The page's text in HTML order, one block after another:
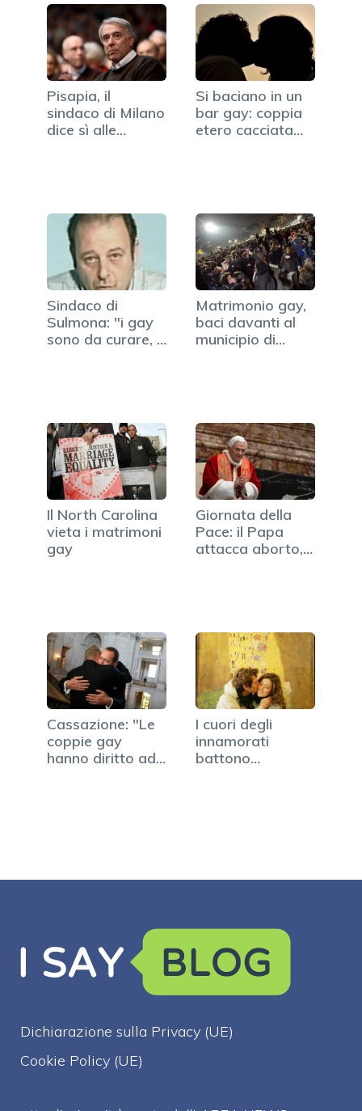
Pisapia, il
sindaco di Milano
dice sì alle
Si baciano in un
bar gay: coppia
etero cacciata
Sindaco di
Sulmona: "i gay
sono da curare, è
Matrimonio gay,
baci davanti al
municipio di
Il North Carolina
vieta i matrimoni
gay
Giornata della
Pace: il Papa
attacca aborto,…
Cassazione: "Le
coppie gay
hanno diritto ad
I cuori degli
innamorati
battono
Dichiarazione sulla Privacy (UE)
Cookie Policy (UE)